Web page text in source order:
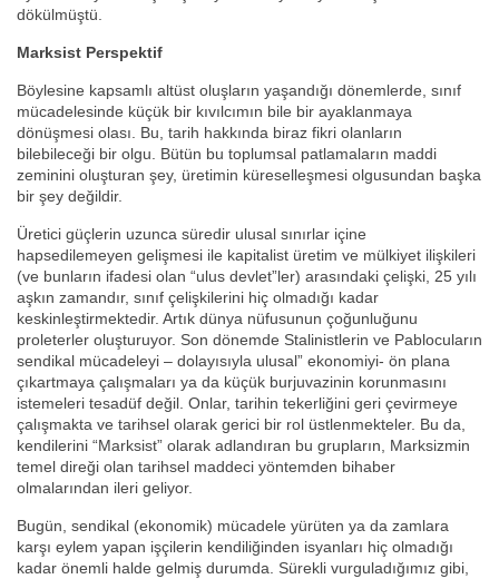
dökülmüştü.
Marksist Perspektif
Böylesine kapsamlı altüst oluşların yaşandığı dönemlerde, sınıf
mücadelesinde küçük bir kıvılcımın bile bir ayaklanmaya
dönüşmesi olası. Bu, tarih hakkında biraz fikri olanların
bilebileceği bir olgu. Bütün bu toplumsal patlamaların maddi
zeminini oluşturan şey, üretimin küreselleşmesi olgusundan başka
bir şey değildir.
Üretici güçlerin uzunca süredir ulusal sınırlar içine
hapsedilemeyen gelişmesi ile kapitalist üretim ve mülkiyet ilişkileri
(ve bunların ifadesi olan “ulus devlet”ler) arasındaki çelişki, 25 yılı
aşkın zamandır, sınıf çelişkilerini hiç olmadığı kadar
keskinleştirmektedir. Artık dünya nüfusunun çoğunluğunu
proleterler oluşturuyor. Son dönemde Stalinistlerin ve Pablocuların
sendikal mücadeleyi – dolayısıyla ulusal” ekonomiyi- ön plana
çıkartmaya çalışmaları ya da küçük burjuvazinin korunmasını
istemeleri tesadüf değil. Onlar, tarihin tekerliğini geri çevirmeye
çalışmakta ve tarihsel olarak gerici bir rol üstlenmekteler. Bu da,
kendilerini “Marksist” olarak adlandıran bu grupların, Marksizmin
temel direği olan tarihsel maddeci yöntemden bihaber
olmalarından ileri geliyor.
Bugün, sendikal (ekonomik) mücadele yürüten ya da zamlara
karşı eylem yapan işçilerin kendiliğinden isyanları hiç olmadığı
kadar önemli halde gelmiş durumda. Sürekli vurguladığımız gibi,